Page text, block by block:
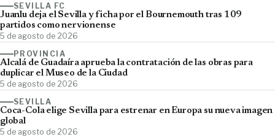
SEVILLA FC
Juanlu deja el Sevilla y ficha por el Bournemouth tras 109
partidos como nervionense
5 de agosto de 2026
PROVINCIA
Alcalá de Guadaíra aprueba la contratación de las obras para
duplicar el Museo de la Ciudad
5 de agosto de 2026
SEVILLA
Coca-Cola elige Sevilla para estrenar en Europa su nueva imagen
global
5 de agosto de 2026